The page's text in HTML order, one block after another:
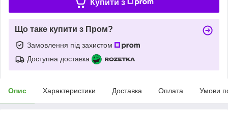
Купити з
Що таке купити з Пром?
Замовлення під захистом
Доступна доставка
Опис Характеристики Доставка Оплата Умови